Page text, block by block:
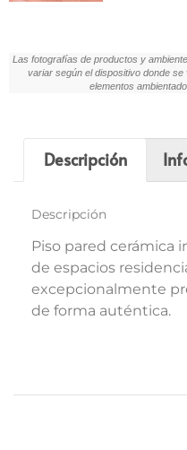
Las fotografías de productos y
variar según el dispositivo donde
elementos
Descripción
Descripción
Piso pared cerámica
de espacios
excepcionalmente
de forma auténtica.